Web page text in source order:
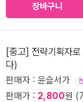
장바구니
[중고] 전략기획자
다)
판매자 : 윤슬서가
판매가 : 2,800원